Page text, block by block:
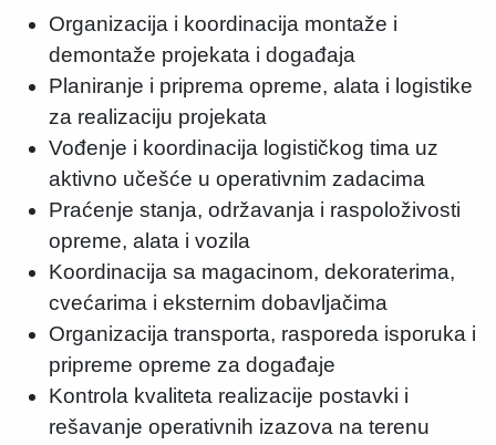
Organizacija i koordinacija montaže i
demontaže projekata i događaja
Planiranje i priprema opreme, alata i logistike
za realizaciju projekata
Vođenje i koordinacija logističkog tima uz
aktivno učešće u operativnim zadacima
Praćenje stanja, održavanja i raspoloživosti
opreme, alata i vozila
Koordinacija sa magacinom, dekoraterima,
cvećarima i eksternim dobavljačima
Organizacija transporta, rasporeda isporuka i
pripreme opreme za događaje
Kontrola kvaliteta realizacije postavki i
rešavanje operativnih izazova na terenu